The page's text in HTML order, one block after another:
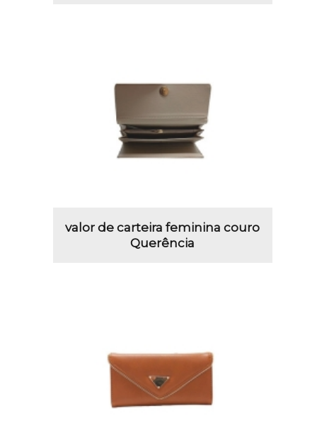
valor de carteira feminina couro
Querência